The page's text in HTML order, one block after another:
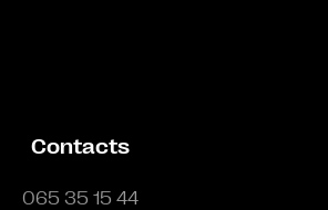
Contacts
065 35 15 44